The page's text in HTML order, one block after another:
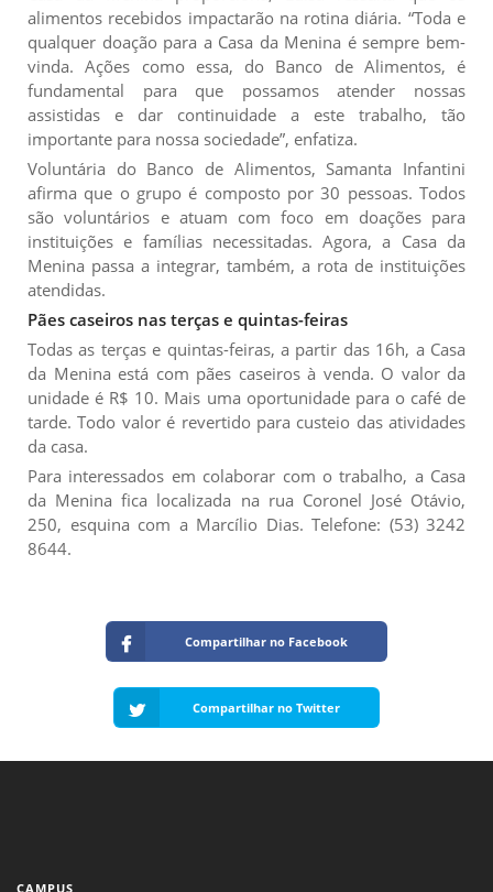
alimentos recebidos impactarão na rotina diária. “Toda e
qualquer doação para a Casa da Menina é sempre bem-
vinda. Ações como essa, do Banco de Alimentos, é
fundamental para que possamos atender nossas
assistidas e dar continuidade a este trabalho, tão
importante para nossa sociedade”, enfatiza.
Voluntária do Banco de Alimentos, Samanta Infantini
afirma que o grupo é composto por 30 pessoas. Todos
são voluntários e atuam com foco em doações para
instituições e famílias necessitadas. Agora, a Casa da
Menina passa a integrar, também, a rota de instituições
atendidas.
Pães caseiros nas terças e quintas-feiras
Todas as terças e quintas-feiras, a partir das 16h, a Casa
da Menina está com pães caseiros à venda. O valor da
unidade é R$ 10. Mais uma oportunidade para o café de
tarde. Todo valor é revertido para custeio das atividades
da casa.
Para interessados em colaborar com o trabalho, a Casa
da Menina fica localizada na rua Coronel José Otávio,
250, esquina com a Marcílio Dias. Telefone: (53) 3242
8644.
Compartilhar no Facebook
Compartilhar no Twitter
CAMPUS